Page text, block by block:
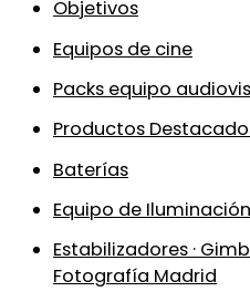
Objetivos
Equipos de cine
Packs equipo
Productos
Baterías
Equipo de Iluminación
Estabilizadores ·
Fotografía Madrid